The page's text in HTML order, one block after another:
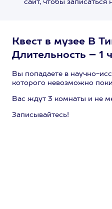
сайт, чтобы записаться
Квест в музее В
Длительность – 1
Вы попадаете в научно-
которого невозможно
Вас ждут 3 комнаты и не
Записывайтесь!